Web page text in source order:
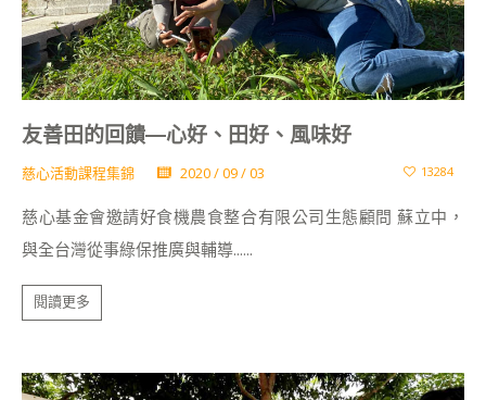
友善田的回饋—心好、田好、風味好
慈心活動課程集錦 2020 / 09 / 03 13284
慈心基金會邀請好食機農食整合有限公司生態顧問 蘇立中，
與全台灣從事綠保推廣與輔導......
閱讀更多